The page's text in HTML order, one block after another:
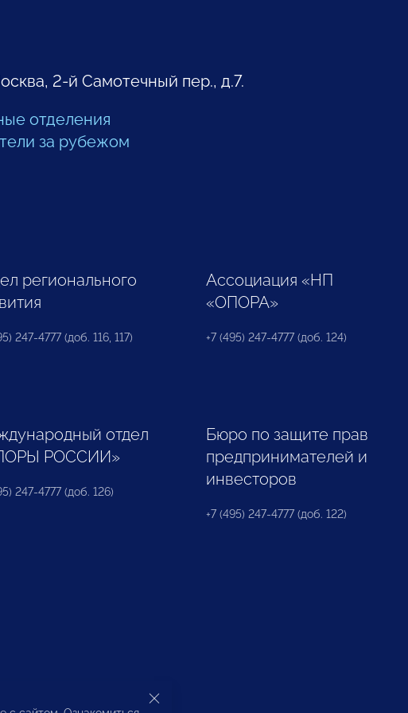
2-й Самотечный пер., д.7.
отделения
за рубежом
регионального
247-4777 (доб. 116, 117)
Ассоциация «НП
«ОПОРА»
+7 (495) 247-4777 (доб. 124)
отдел
РОССИИ»
247-4777 (доб. 126)
Бюро по защите прав
предпринимателей и
инвесторов
+7 (495) 247-4777 (доб. 122)